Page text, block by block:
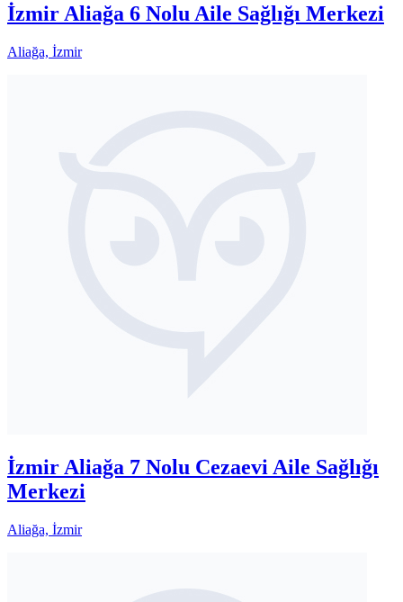
İzmir Aliağa 6 Nolu Aile Sağlığı Merkezi
Aliağa, İzmir
İzmir Aliağa 7 Nolu Cezaevi Aile Sağlığı
Merkezi
Aliağa, İzmir